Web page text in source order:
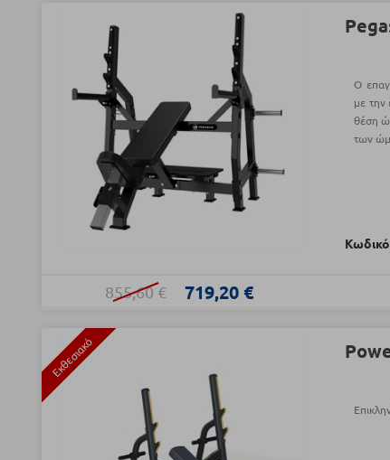
Ο
με την
θέση
των
855,60 € 719,20 €
Εκθεσιακό